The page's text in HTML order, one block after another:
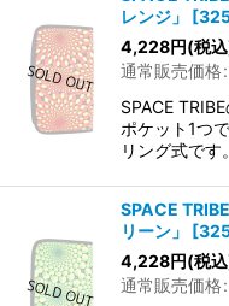
レンジ」
[
4,228円(税
通常販売価格:
SPACE
ポケット1つ
リング式です。
SPACE
リーン」
[
4,228円(税
通常販売価格: